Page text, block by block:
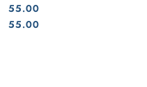
Cena:
55.00
Cena:
55.00